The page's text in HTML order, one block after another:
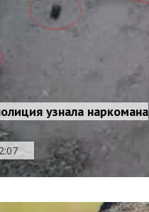
узнала наркомана